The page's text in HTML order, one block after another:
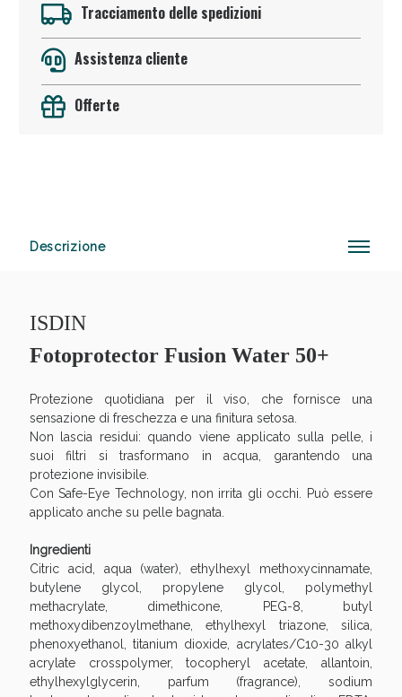
Tracciamento delle spedizioni
Assistenza cliente
Offerte
Descrizione
ISDIN
Fotoprotector Fusion Water 50+
Protezione quotidiana per il viso, che fornisce una
sensazione di freschezza e una finitura setosa.
Non lascia residui: quando viene applicato sulla pelle, i
suoi filtri si trasformano in acqua, garantendo una
protezione invisibile.
Con Safe-Eye Technology, non irrita gli occhi. Può essere
applicato anche su pelle bagnata.
Ingredienti
Citric acid, aqua (water), ethylhexyl methoxycinnamate,
butylene glycol, propylene glycol, polymethyl
methacrylate, dimethicone, PEG-8, butyl
methoxydibenzoylmethane, ethylhexyl triazone, silica,
phenoxyethanol, titanium dioxide, acrylates/C10-30 alkyl
acrylate crosspolymer, tocopheryl acetate, allantoin,
ethylhexylglycerin, parfum (fragrance), sodium
Vie Urinarie e Prostata: Sconti fino al 45% oggi!